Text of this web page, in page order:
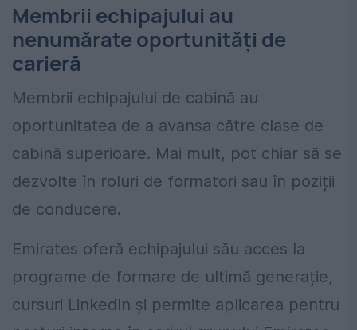
Membrii echipajului au
nenumărate oportunități de
carieră
Membrii echipajului de cabină au
oportunitatea de a avansa către clase de
cabină superioare. Mai mult, pot chiar să se
dezvolte în roluri de formatori sau în poziții
de conducere.
Emirates oferă echipajului său acces la
programe de formare de ultimă generație,
cursuri LinkedIn și permite aplicarea pentru